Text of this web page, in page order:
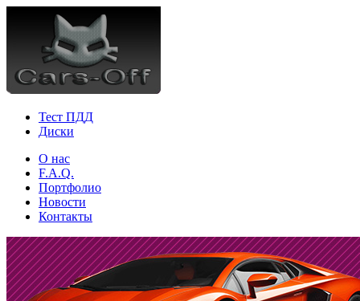
Тест ПДД
Диски
О нас
F.A.Q.
Портфолио
Новости
Контакты